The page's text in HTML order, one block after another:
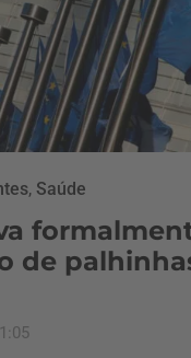
, Saúde
de